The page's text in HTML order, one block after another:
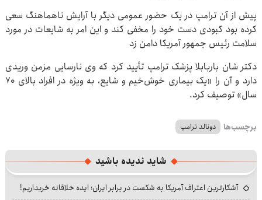
پیش از آن ترامپ در یک حضور عمومی دیگر با آرایش ناهماهنگ سعی
کرده بود کبودی دست خود را مخفی کند و این امر به شایعات در مورد
سلامت رئیس جمهور آمریکا دامن‌ زد
دکتر شان باربابلا پزشک ترامپ تأیید کرد که وی نارسایی مزمن وریدی
دارد و آن را «یک بیماری خوش‌خیم و شایع، به ویژه در افراد بالای ۷۰
سال» توصیف کرد.
برچسب‌ها دونالد ترامپ
شاید ندیده باشید
آشکارترین اعتراف آمریکا به شکست در برابر ایران؛ ایده خلاقانه خریداریم!